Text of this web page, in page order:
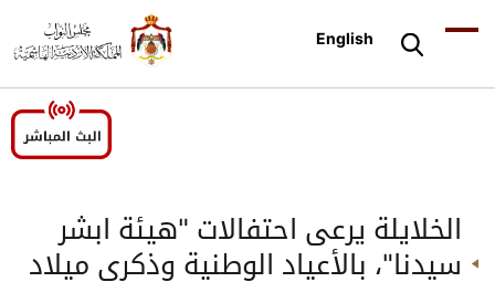
English
الخلايلة يرعى احتفالات "هيئة ابشر
سيدنا"، بالأعياد الوطنية وذكرى ميلاد